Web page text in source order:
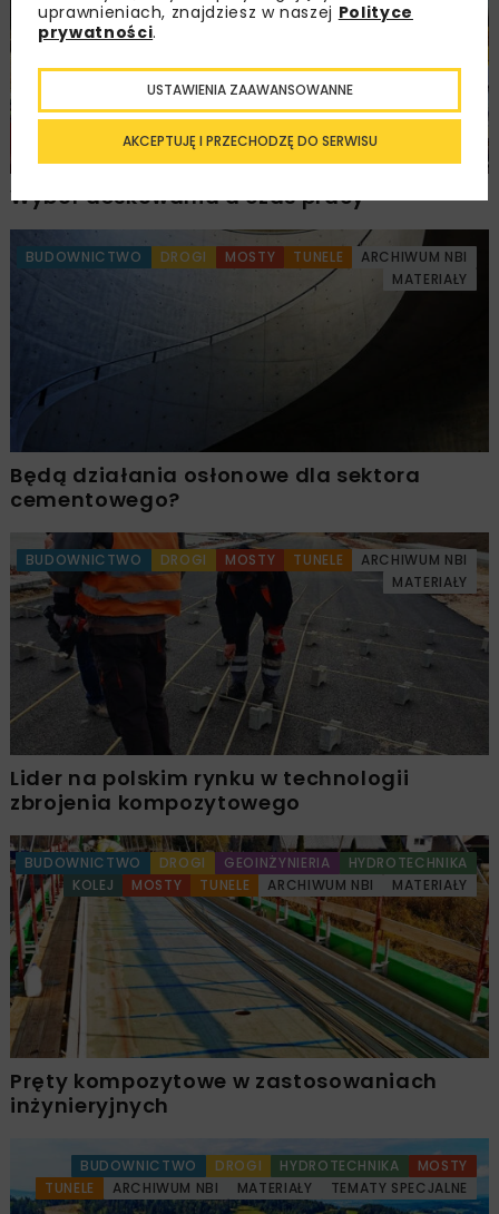
Wybór deskowania a czas pracy
BUDOWNICTWO DROGI MOSTY TUNELE
ARCHIWUM NBI
MATERIAŁY
Będą działania osłonowe dla sektora
cementowego?
BUDOWNICTWO DROGI MOSTY TUNELE
ARCHIWUM NBI
MATERIAŁY
Lider na polskim rynku w technologii
zbrojenia kompozytowego
BUDOWNICTWO DROGI GEOINŻYNIERIA
HYDROTECHNIKA
KOLEJ
MOSTY TUNELE ARCHIWUM NBI MATERIAŁY
Pręty kompozytowe w zastosowaniach
inżynieryjnych
BUDOWNICTWO DROGI HYDROTECHNIKA
MOSTY
TUNELE
ARCHIWUM NBI MATERIAŁY TEMATY SPECJALNE
uprawnieniach, znajdziesz w naszej Polityce
prywatności.
AKCEPTUJĘ I PRZECHODZĘ DO SERWISU
USTAWIENIA ZAAWANSOWANNE